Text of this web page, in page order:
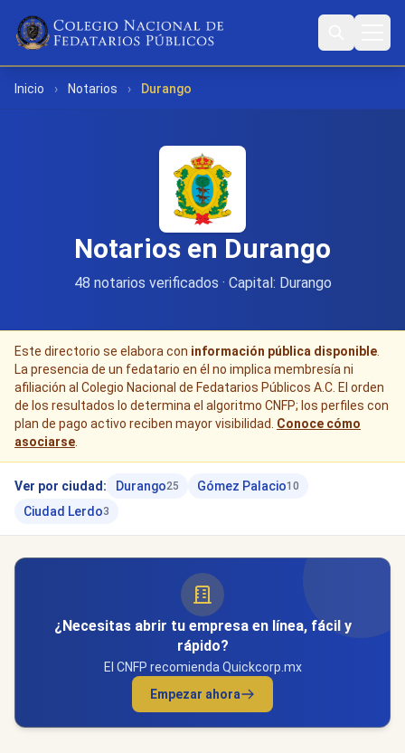
Inicio › Notarios › Durango
Notarios en Durango
48 notarios verificados · Capital: Durango
Este directorio se elabora con información pública disponible
La presencia de un fedatario en él no implica membresía ni
afiliación al Colegio Nacional de Fedatarios Públicos A.C. El orden
de los resultados lo determina el algoritmo CNFP; los perfiles con
plan de pago activo reciben mayor visibilidad. Conoce cómo
asociarse
Ver por ciudad: Durango25 Gómez Palacio10
Ciudad Lerdo3
¿Necesitas abrir tu empresa en línea, fácil y
rápido?
El CNFP recomienda Quickcorp.mx
Empezar ahora